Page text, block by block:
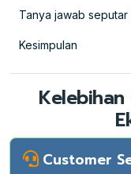
Tanya jawab
Kesimpulan
Customer